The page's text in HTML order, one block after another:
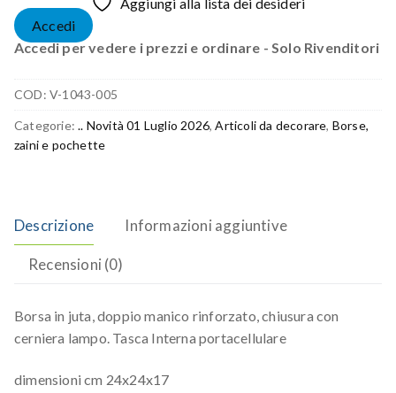
Accedi
Accedi per vedere i prezzi e ordinare - Solo Rivenditori
COD: V-1043-005
Categorie:.. Novità 01 Luglio 2026,Articoli da decorare, Borse,
zaini e pochette
Descrizione Informazioni aggiuntive
Recensioni (0)
Borsa in juta, doppio manico rinforzato, chiusura con
cerniera lampo. Tasca Interna portacellulare
dimensioni cm 24x24x17